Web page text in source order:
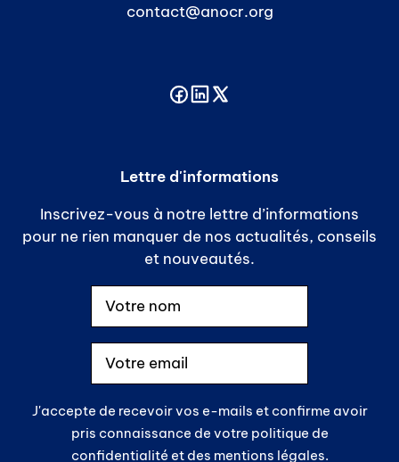
contact@anocr.org
Lettre d'informations
Inscrivez-vous à notre lettre d’informations
pour ne rien manquer de nos actualités, conseils
et nouveautés.
J'accepte de recevoir vos e-mails et confirme avoir
pris connaissance de votre politique de
confidentialité et des mentions légales.